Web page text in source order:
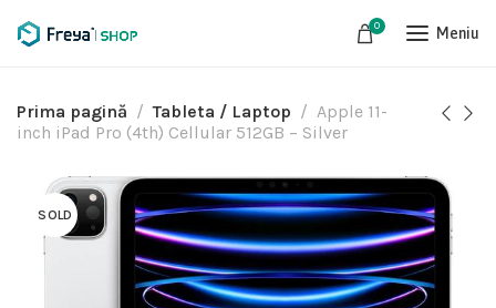
0 Meniu
Prima pagină Tableta / Laptop
Apple 11-
inch iPad Pro (4th) Cellular 512GB – Silver
SOLD